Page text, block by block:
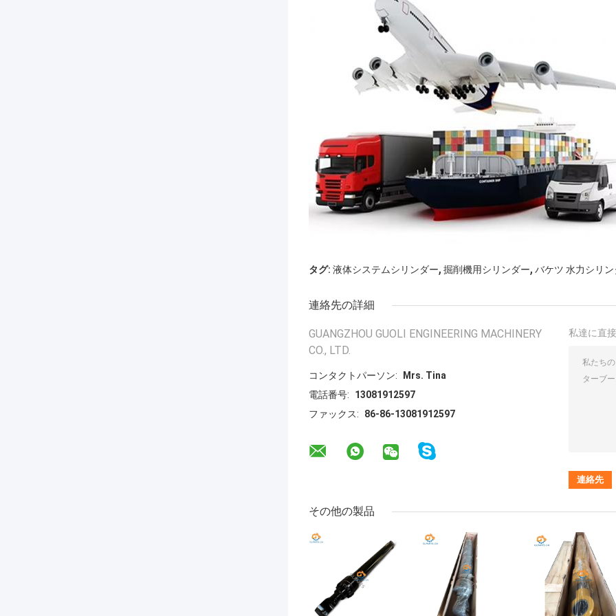
タグ: 液体システムシリンダー, 掘削機用シリンダー, バケツ 水力シリ
連絡先の詳細
GUANGZHOU GUOLI ENGINEERING MACHINERY
CO., LTD.
コンタクトパーソン:
Mrs. Tina
電話番号:
13081912597
ファックス:
86-86-13081912597
私達に直
その他の製品